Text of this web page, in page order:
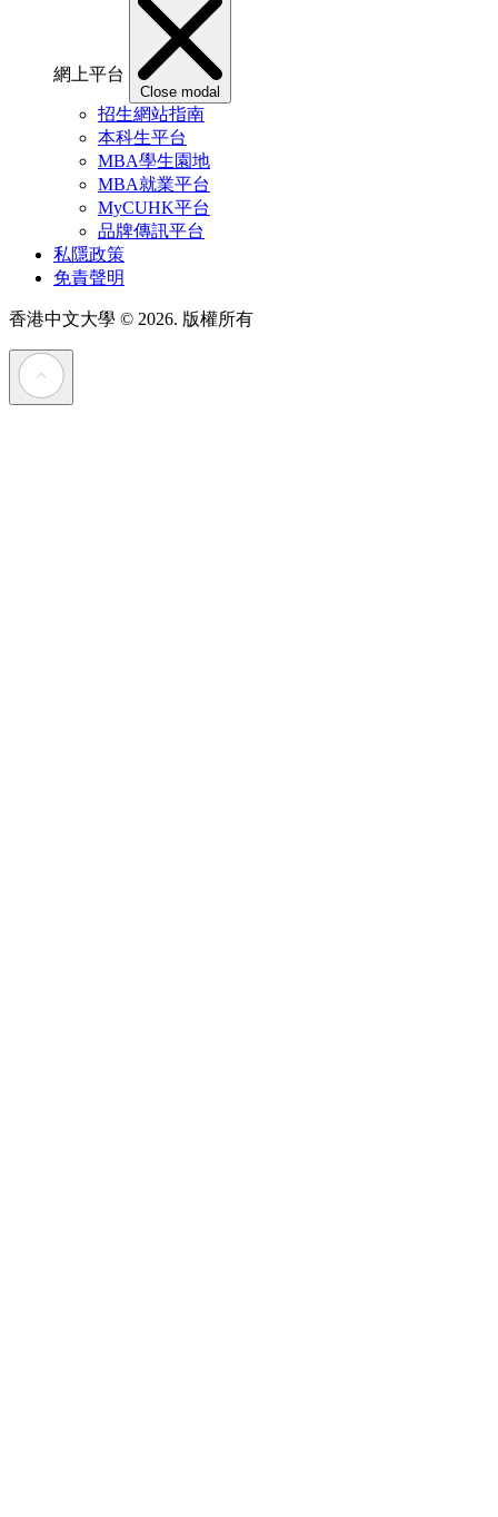
網上平台
Close modal
招生網站指南
本科生平台
MBA學生園地
MBA就業平台
MyCUHK平台
品牌傳訊平台
私隱政策
免責聲明
香港中文大學 © 2026. 版權所有